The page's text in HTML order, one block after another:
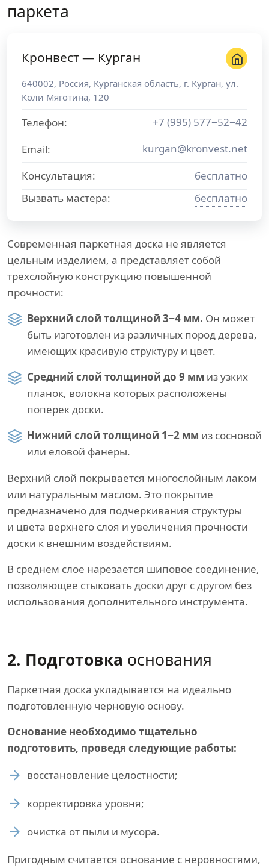
паркета
Современная паркетная доска не является
цельным изделием, а представляет собой
трехслойную конструкцию повышенной
прочности:
Верхний слой толщиной 3−4 мм. Он может
быть изготовлен из различных пород дерева,
имеющих красивую структуру и цвет.
Средний слой толщиной до 9 мм из узких
планок, волокна которых расположены
поперек доски.
Нижний слой толщиной 1−2 мм из сосновой
или еловой фанеры.
Кронвест — Курган
640002, Россия, Курганская область, г. Курган, ул.
Коли Мяготина, 120
Телефон:
+7 (995) 577−52−42
Email:
kurgan@kronvest.net
Консультация:
бесплатно
Вызвать мастера:
бесплатно
Верхний слой покрывается многослойным лаком
или натуральным маслом. Это покрытие
предназначено для подчеркивания структуры
и цвета верхнего слоя и увеличения прочности
доски к внешним воздействиям.
В среднем слое нарезается шиповое соединение,
позволяющее стыковать доски друг с другом без
использования дополнительного инструмента.
2. Подготовка основания
Паркетная доска укладывается на идеально
подготовленную черновую основу.
Основание необходимо тщательно
подготовить, проведя следующие работы:
восстановление целостности;
корректировка уровня;
очистка от пыли и мусора.
Пригодным считается основание с неровностями,